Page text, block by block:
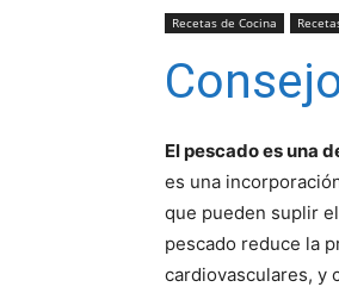
Recetas de Cocina
El pescado es una
es una
que pueden suplir
pescado reduce la
cardiovasculares, y